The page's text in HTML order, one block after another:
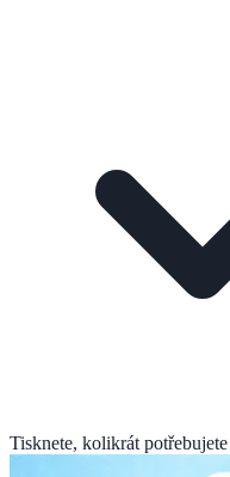
Tisknete, kolikrát potřebujete